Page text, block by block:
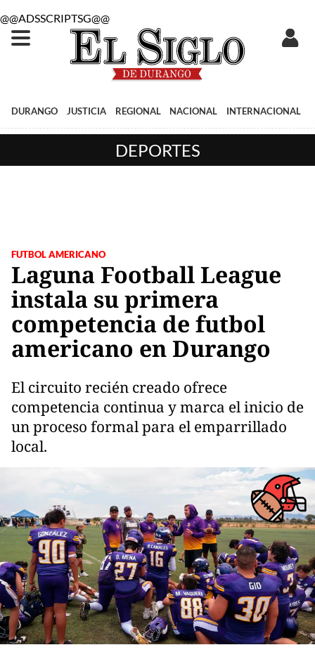
@@ADSSCRIPTSG@@
DURANGO JUSTICIA REGIONAL NACIONAL INTERNACIONAL
DEPORTES
FUTBOL AMERICANO
Laguna Football League
instala su primera
competencia de futbol
americano en Durango
El circuito recién creado ofrece
competencia continua y marca el inicio de
un proceso formal para el emparrillado
local.